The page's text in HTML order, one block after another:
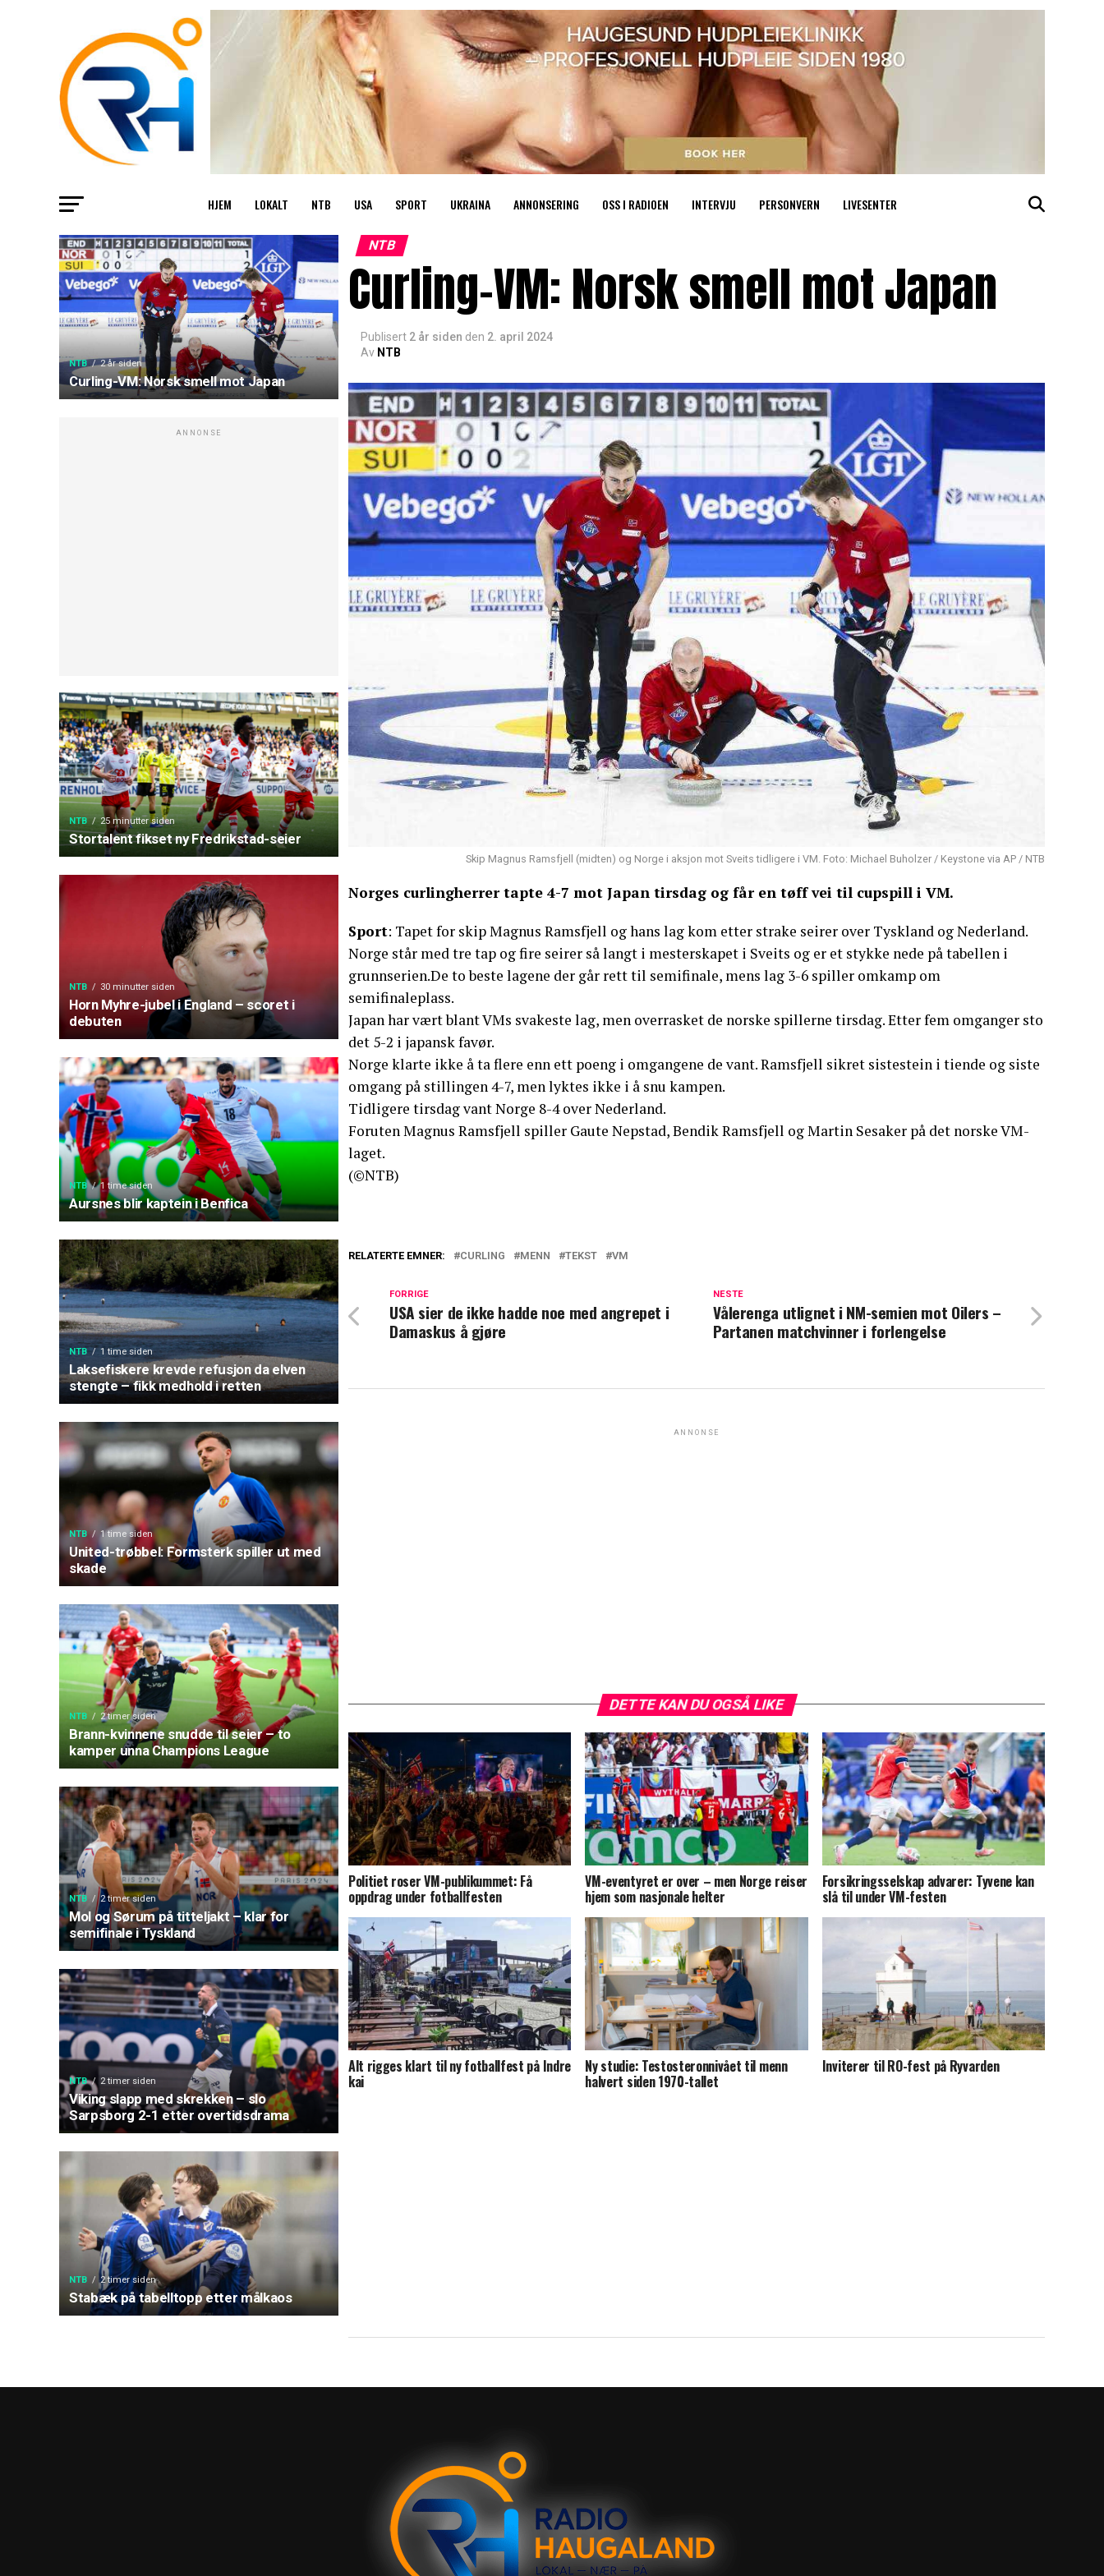
HJEM LOKALT NTB USA SPORT UKRAINA ANNONSERING OSS I RADIOEN INTERVJU PERSONVERN LIVESENTER
NTB 2 år siden
Curling-VM: Norsk smell mot Japan
ANNONSE
NTB 25 minutter siden
Stortalent fikset ny Fredrikstad-seier
NTB 30 minutter siden
Horn Myhre-jubel i England – scoret i
debuten
NTB 1 time siden
Aursnes blir kaptein i Benfica
NTB 1 time siden
Laksefiskere krevde refusjon da elven
stengte – fikk medhold i retten
NTB 1 time siden
United-trøbbel: Formsterk spiller ut med
skade
NTB 2 timer siden
Brann-kvinnene snudde til seier – to
kamper unna Champions League
NTB 2 timer siden
Mol og Sørum på titteljakt – klar for
semifinale i Tyskland
NTB 2 timer siden
Viking slapp med skrekken – slo
Sarpsborg 2-1 etter overtidsdrama
NTB 2 timer siden
Stabæk på tabelltopp etter målkaos
NTB
Curling-VM: Norsk smell mot Japan
Publisert 2 år siden den 2. april 2024
Av NTB
Skip Magnus Ramsfjell (midten) og Norge i aksjon mot Sveits tidligere i VM. Foto: Michael Buholzer / Keystone via AP / NTB
Norges curlingherrer tapte 4-7 mot Japan tirsdag og får en tøff vei til cupspill i VM.
Sport: Tapet for skip Magnus Ramsfjell og hans lag kom etter strake seirer over Tyskland og Nederland.
Norge står med tre tap og fire seirer så langt i mesterskapet i Sveits og er et stykke nede på tabellen i
grunnserien.De to beste lagene der går rett til semifinale, mens lag 3-6 spiller omkamp om
semifinaleplass.
Japan har vært blant VMs svakeste lag, men overrasket de norske spillerne tirsdag. Etter fem omganger sto
det 5-2 i japansk favør.
Norge klarte ikke å ta flere enn ett poeng i omgangene de vant. Ramsfjell sikret sistestein i tiende og siste
omgang på stillingen 4-7, men lyktes ikke i å snu kampen.
Tidligere tirsdag vant Norge 8-4 over Nederland.
Foruten Magnus Ramsfjell spiller Gaute Nepstad, Bendik Ramsfjell og Martin Sesaker på det norske VM-
laget.
(©NTB)
RELATERTE EMNER: CURLING MENN TEKST VM
NESTE
Vålerenga utlignet i NM-semien mot Oilers –
Partanen matchvinner i forlengelse
FORRIGE
USA sier de ikke hadde noe med angrepet i
Damaskus å gjøre
ANNONSE
DETTE KAN DU OGSÅ LIKE
Politiet roser VM-publikummet: Få
oppdrag under fotballfesten
VM-eventyret er over – men Norge reiser
hjem som nasjonale helter
Forsikringsselskap advarer: Tyvene kan
slå til under VM-festen
Alt rigges klart til ny fotballfest på Indre
kai
Ny studie: Testosteronnivået til menn
halvert siden 1970-tallet
Inviterer til RO-fest på Ryvarden